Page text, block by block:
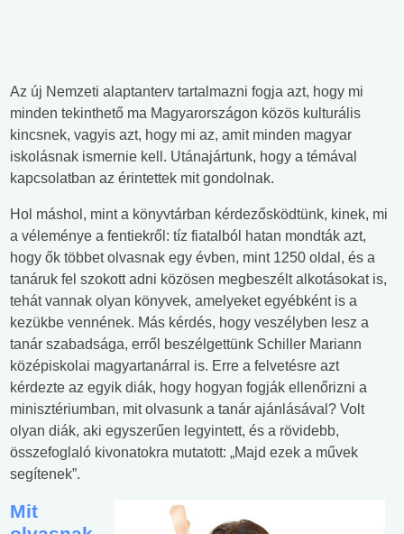
Az új Nemzeti alaptanterv tartalmazni fogja azt, hogy mi
minden tekinthető ma Magyarországon közös kulturális
kincsnek, vagyis azt, hogy mi az, amit minden magyar
iskolásnak ismernie kell. Utánajártunk, hogy a témával
kapcsolatban az érintettek mit gondolnak.
Hol máshol, mint a könyvtárban kérdezősködtünk, kinek, mi
a véleménye a fentiekről: tíz fiatalból hatan mondták azt,
hogy ők többet olvasnak egy évben, mint 1250 oldal, és a
tanáruk fel szokott adni közösen megbeszélt alkotásokat is,
tehát vannak olyan könyvek, amelyeket egyébként is a
kezükbe vennének. Más kérdés, hogy veszélyben lesz a
tanár szabadsága, erről beszélgettünk Schiller Mariann
középiskolai magyartanárral is. Erre a felvetésre azt
kérdezte az egyik diák, hogy hogyan fogják ellenőrizni a
minisztériumban, mit olvasunk a tanár ajánlásával? Volt
olyan diák, aki egyszerűen legyintett, és a rövidebb,
összefoglaló kivonatokra mutatott: „Majd ezek a művek
segítenek”.
Mit